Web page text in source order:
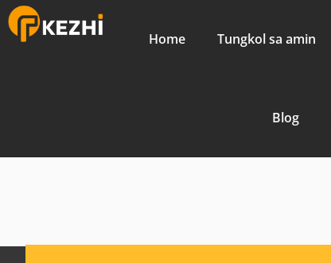
Home Tungkol sa amin
Blog